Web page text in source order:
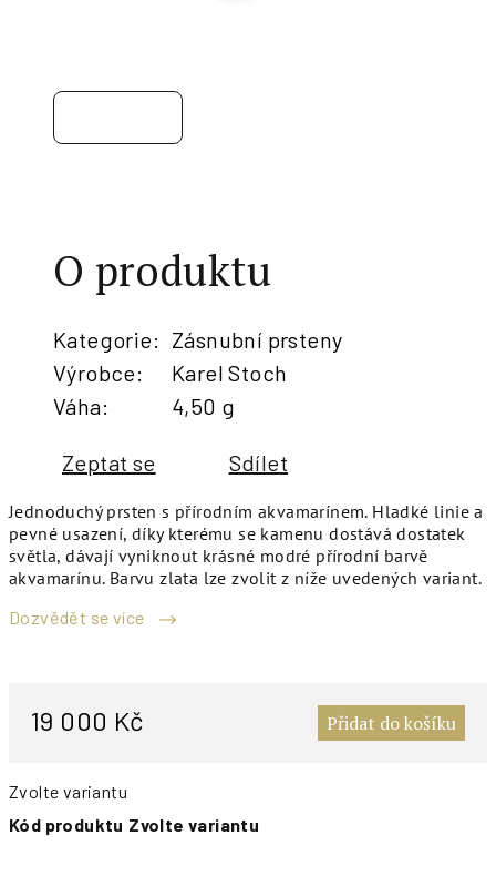
Jednoduchý prsten s přírodním akvamarínem. Hladké linie a
pevné usazení, díky kterému se kamenu dostává dostatek
světla, dávají vyniknout krásné modré přírodní barvě
akvamarínu. Barvu zlata lze zvolit z níže uvedených variant.
Dozvědět se více
19 000 Kč Přidat do košíku
Zvolte variantu
Kód produktu Zvolte variantu
O produktu
Kategorie: Zásnubní prsteny
Výrobce:
Karel Stoch
Váha: 4,50 g
Zeptat se Sdílet